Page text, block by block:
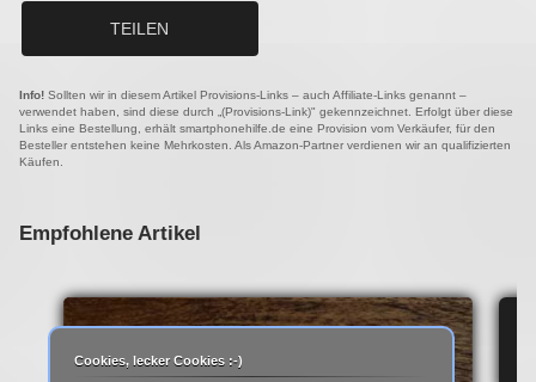
TEILEN
Info! Sollten wir in diesem Artikel Provisions-Links – auch Affiliate-Links genannt –
verwendet haben, sind diese durch „(Provisions-Link)" gekennzeichnet. Erfolgt über diese
Links eine Bestellung, erhält smartphonehilfe.de eine Provision vom Verkäufer, für den
Besteller entstehen keine Mehrkosten. Als Amazon-Partner verdienen wir an qualifizierten
Käufen.
Empfohlene Artikel
Cookies, lecker Cookies :-)